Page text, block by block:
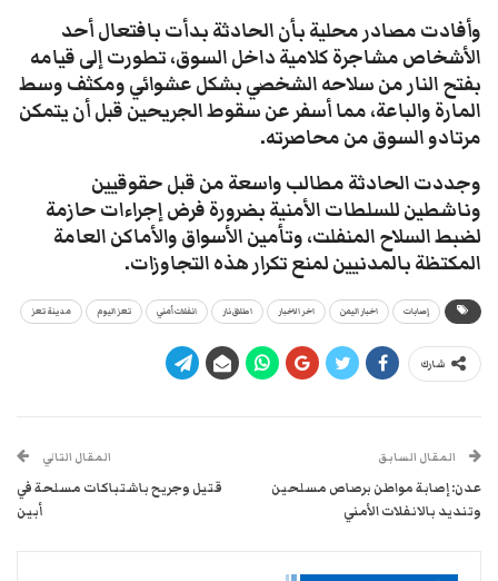
​وأفادت مصادر محلية بأن الحادثة بدأت بافتعال أحد
الأشخاص مشاجرة كلامية داخل السوق، تطورت إلى قيامه
بفتح النار من سلاحه الشخصي بشكل عشوائي ومكثف وسط
المارة والباعة، مما أسفر عن سقوط الجريحين قبل أن يتمكن
مرتادو السوق من محاصرته.
​وجددت الحادثة مطالب واسعة من قبل حقوقيين
وناشطين للسلطات الأمنية بضرورة فرض إجراءات حازمة
لضبط السلاح المنفلت، وتأمين الأسواق والأماكن العامة
المكتظة بالمدنيين لمنع تكرار هذه التجاوزات.
إصابات اخبار اليمن اخر الاخبار اطلاق نار انفلات أمني تعز اليوم مدينة تعز
شارك
المقال السابق
عدن: إصابة مواطن برصاص مسلحين
وتنديد بالانفلات الأمني
المقال التالي
قتيل وجريح باشتباكات مسلحة في
أبين